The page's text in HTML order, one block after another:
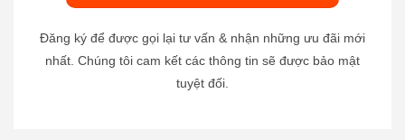
Đăng ký để được gọi lại tư vấn & nhận những ưu đãi mới
nhất. Chúng tôi cam kết các thông tin sẽ được bảo mật
tuyệt đối.